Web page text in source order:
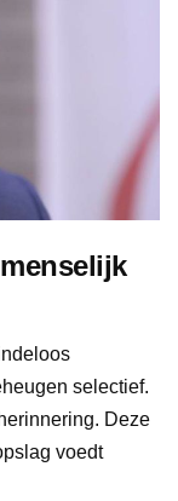
selectief.
Deze
voedt